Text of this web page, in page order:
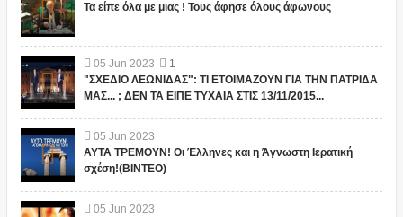
Τα είπε όλα με μιας ! Τους άφησε όλους άφωνους
05 Jun 2023
1
"ΣΧΕΔΙΟ ΛΕΩΝΙΔΑΣ": ΤΙ ΕΤΟΙΜΑΖΟΥΝ ΓΙΑ ΤΗΝ ΠΑΤΡΙΔΑ
ΜΑΣ... ; ΔΕΝ ΤΑ ΕΙΠΕ ΤΥΧΑΙΑ ΣΤΙΣ 13/11/2015...
05 Jun 2023
ΑΥΤΑ ΤΡΕΜΟΥΝ! Οι Έλληνες και η Άγνωστη Ιερατική
σχέση!(ΒΙΝΤΕΟ)
05 Jun 2023